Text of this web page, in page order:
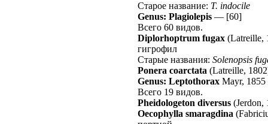
Старое название: T. indocile
Genus: Plagiolepis — [60]
Всего 60 видов.
Diplorhoptrum fugax (Latreille,
гигрофил
Старые названия: Solenopsis
Ponera coarctata (Latreille,
Genus: Leptothorax Mayr, 1855
Всего 19 видов.
Pheidologeton diversus (Jerdon,
Oecophylla smaragdina